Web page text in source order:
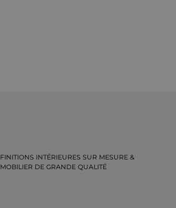
FINITIONS INTÉRIEURES SUR MESURE &
MOBILIER DE GRANDE QUALITÉ